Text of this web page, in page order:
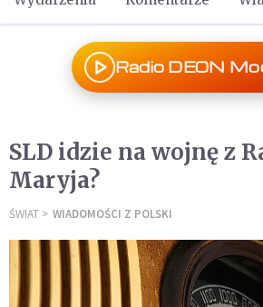
Radio DEON
SLD idzie na wojnę z
Maryja?
ŚWIAT WIADOMOŚCI Z POLSKI